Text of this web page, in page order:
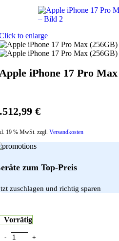
to enlarge
iPhone 17 Pro
€
19 % MwSt. zzgl. Versandkosten
zum Top-Preis
zuschlagen und richtig sparen
Vorrätig
iPhone 17 Pro Max (256GB)